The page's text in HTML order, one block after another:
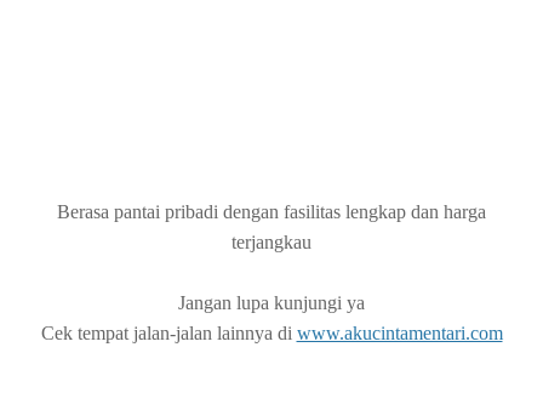
Berasa pantai pribadi dengan fasilitas lengkap dan harga
terjangkau
Jangan lupa kunjungi ya
Cek tempat jalan-jalan lainnya di www.akucintamentari.com